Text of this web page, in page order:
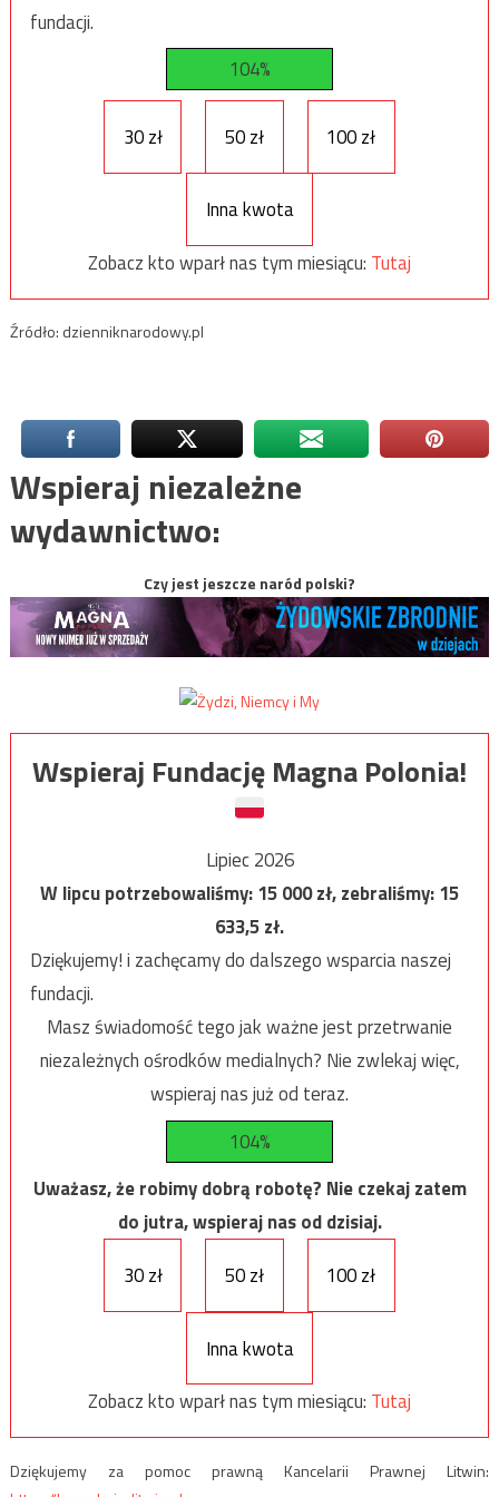
fundacji.
104%
30 zł 50 zł 100 zł
Inna kwota
Zobacz kto wparł nas tym miesiącu: Tutaj
Źródło: dzienniknarodowy.pl
Wspieraj niezależne
wydawnictwo:
Czy jest jeszcze naród polski?
Wspieraj Fundację Magna Polonia!
Lipiec 2026
W lipcu potrzebowaliśmy:15 000zł, zebraliśmy:15
633,5zł.
Dziękujemy! i zachęcamy do dalszego wsparcia naszej
fundacji.
Masz świadomość tego jak ważne jest przetrwanie
niezależnych ośrodków medialnych? Nie zwlekaj więc,
wspieraj nas już od teraz.
104%
Uważasz, że robimy dobrą robotę? Nie czekaj zatem
do jutra, wspieraj nas od dzisiaj.
30 zł
50 zł 100 zł
Inna kwota
Zobacz kto wparł nas tym miesiącu: Tutaj
Dziękujemy za pomoc prawną Kancelarii Prawnej Litwin: